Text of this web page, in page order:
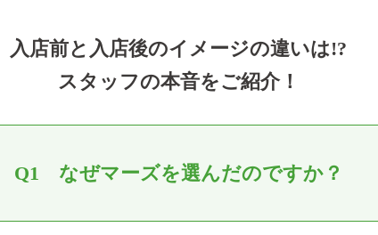
入店前と入店後のイメージの違いは!?
スタッフの本音をご紹介！
Q1 なぜマーズを選んだのですか？